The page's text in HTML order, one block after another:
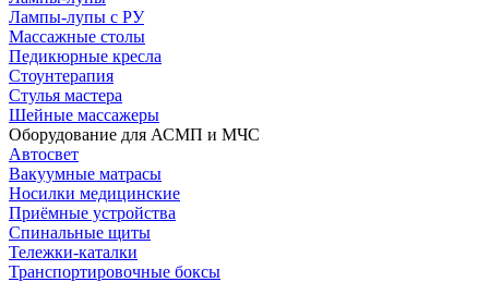
Лампы-лупы с РУ
Массажные столы
Педикюрные кресла
Стоунтерапия
Стулья мастера
Шейные массажеры
Оборудование для АСМП и МЧС
Автосвет
Вакуумные матрасы
Носилки медицинские
Приёмные устройства
Спинальные щиты
Тележки-каталки
Транспортировочные боксы